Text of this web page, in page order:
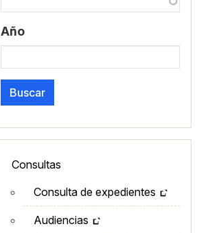
Año
Buscar
Lateral - Menú secundario
Consultas
Consulta de expedientes
Audiencias